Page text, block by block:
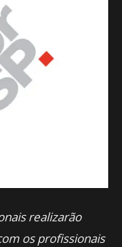
realizarão
os profissionais